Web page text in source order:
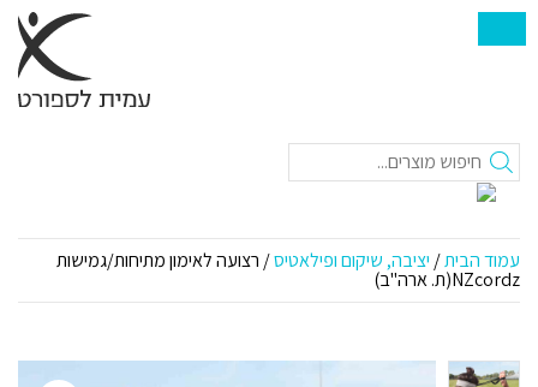
חיפוש
עמוד הבית/ יציבה, שיקום ופילאטיס/ רצועה לאימון מתיחות/גמישות
NZcordz(ת. ארה"ב)